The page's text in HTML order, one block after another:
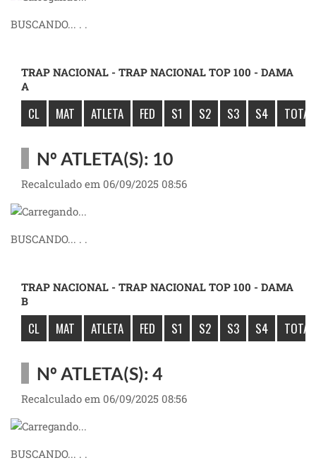
BUSCANDO... . .
TRAP NACIONAL - TRAP NACIONAL TOP 100 - DAMA
A
CL MAT ATLETA FED S1 S2 S3 S4 TOTAL
Nº ATLETA(S): 10
Recalculado em 06/09/2025 08:56
BUSCANDO... . .
TRAP NACIONAL - TRAP NACIONAL TOP 100 - DAMA
B
CL MAT ATLETA FED S1 S2 S3 S4 TOTAL
Nº ATLETA(S): 4
Recalculado em 06/09/2025 08:56
BUSCANDO... . .